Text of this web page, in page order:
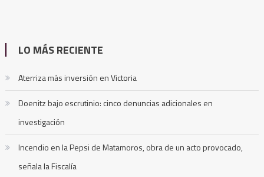
LO MÁS RECIENTE
Aterriza más inversión en Victoria
Doenitz bajo escrutinio: cinco denuncias adicionales en
investigación
Incendio en la Pepsi de Matamoros, obra de un acto provocado,
señala la Fiscalía